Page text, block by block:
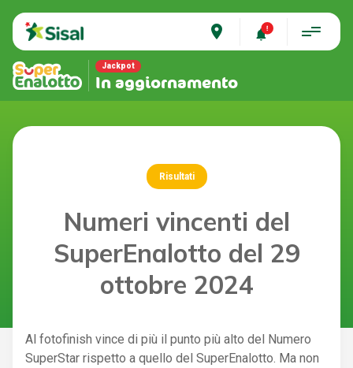
place
Jackpot
In aggiornamento
Risultati
Numeri vincenti del
SuperEnalotto del 29
ottobre 2024
Al fotofinish vince di più il punto più alto del Numero
SuperStar rispetto a quello del SuperEnalotto. Ma non